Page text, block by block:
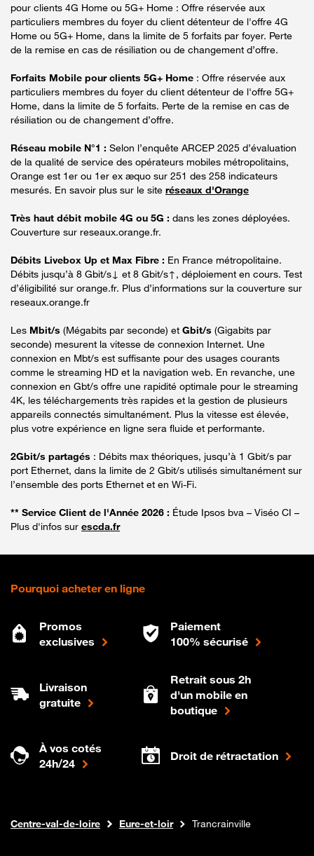
pour clients 4G Home ou 5G+ Home : Offre réservée aux
particuliers membres du foyer du client détenteur de l'offre 4G
Home ou 5G+ Home, dans la limite de 5 forfaits par foyer. Perte
de la remise en cas de résiliation ou de changement d’offre.
Forfaits Mobile pour clients 5G+ Home : Offre réservée aux
particuliers membres du foyer du client détenteur de l'offre 5G+
Home, dans la limite de 5 forfaits. Perte de la remise en cas de
résiliation ou de changement d’offre.
Réseau mobile N°1 : Selon l’enquête ARCEP 2025 d’évaluation
de la qualité de service des opérateurs mobiles métropolitains,
Orange est 1er ou 1er ex æquo sur 251 des 258 indicateurs
mesurés. En savoir plus sur le site réseaux d'Orange
Très haut débit mobile 4G ou 5G : dans les zones déployées.
Couverture sur reseaux.orange.fr.
Débits Livebox Up et Max Fibre : En France métropolitaine.
Débits jusqu’à 8 Gbit/s↓ et 8 Gbit/s↑, déploiement en cours. Test
d’éligibilité sur orange.fr. Plus d’informations sur la couverture sur
reseaux.orange.fr
Les Mbit/s (Mégabits par seconde) et Gbit/s (Gigabits par
seconde) mesurent la vitesse de connexion Internet. Une
connexion en Mbt/s est suffisante pour des usages courants
comme le streaming HD et la navigation web. En revanche, une
connexion en Gbt/s offre une rapidité optimale pour le streaming
4K, les téléchargements très rapides et la gestion de plusieurs
appareils connectés simultanément. Plus la vitesse est élevée,
plus votre expérience en ligne sera fluide et performante.
2Gbit/s partagés : Débits max théoriques, jusqu’à 1 Gbit/s par
port Ethernet, dans la limite de 2 Gbit/s utilisés simultanément sur
l’ensemble des ports Ethernet et en Wi-Fi.
** Service Client de l'Année 2026 : Étude Ipsos bva – Viséo CI –
Plus d'infos sur escda.fr
Pourquoi acheter en ligne
Promos
exclusives
Paiement
100% sécurisé
Livraison
gratuite
Retrait sous 2h
d'un mobile en
boutique
À vos cotés
24h/24
Droit de rétractation
Boutique Orange
Internet fibre
Centre-val-de-loire Eure-et-loir Trancrainville